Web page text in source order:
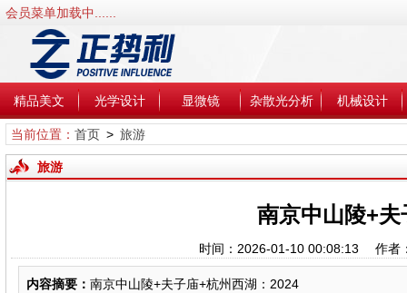
会员菜单加载中......
精品美文 光学设计 显微镜 杂散光分析 机械设计
当前位置： 首页> 旅游
旅游
南京中山陵+
时间：2026-01-10 00:08:13 作
内容摘要： 南京中山陵+夫子庙+杭州西湖：2024